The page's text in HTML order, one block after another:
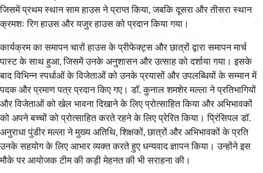
जिसमें प्रथम स्थान साम हाउस ने प्राप्त किया, जबकि दूसरा और तीसरा स्थान
क्रमशः रिग हाउस और यजुर हाउस को प्रदान किया गया।
कार्यक्रम का समापन चारों हाउस के प्रीफेक्ट्स और छात्रों द्वारा समापन मार्च
पास्ट के साथ हुआ, जिसमें उनके अनुशासन और उत्साह को दर्शाया गया। इसके
बाद विभिन्न स्पर्धाओं के विजेताओं को उनके प्रयासों और उपलब्धियों के सम्मान में
पदक और प्रमाण पत्र प्रदान किए गए। डॉ. कुनाल शमशेर मल्ला ने प्रतिभागियों
और विजेताओं को खेल भावना दिखाने के लिए प्रोत्साहित किया और अभिभावकों
को अपने बच्चों को प्रोत्साहित करते रहने के लिए प्रेरित किया। प्रिंसिपल डॉ.
अनुराधा पुंडीर मल्ला ने मुख्य अतिथि, शिक्षकों, छात्रों और अभिभावकों के प्रति
उनके सहयोग के लिए आभार व्यक्त करते हुए धन्यवाद ज्ञापन किया। उन्होंने इस
मौके पर आयोजक टीम की कड़ी मेहनत की भी सराहना की।